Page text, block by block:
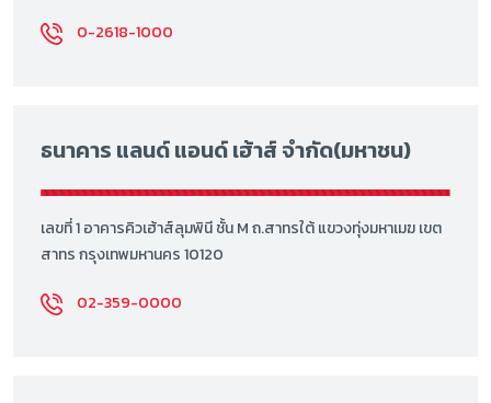
0-2618-1000
ธนาคาร แลนด์ แอนด์ เฮ้าส์ จำกัด(มหาชน)
เลขที่ 1 อาคารคิวเฮ้าส์ลุมพินี ชั้น M ถ.สาทรใต้ แขวงทุ่งมหาเมฆ เขต
สาทร กรุงเทพมหานคร 10120
02-359-0000